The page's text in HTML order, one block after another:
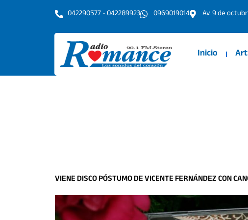
042290577 - 042289923 0969019014 Av. 9 de
Inicio
VIENE DISCO PÓSTUMO DE VICENTE FERNÁNDEZ CON